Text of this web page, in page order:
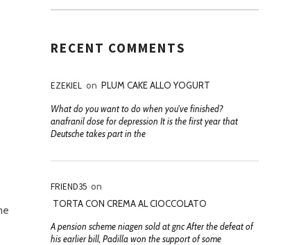
RECENT COMMENTS
EZEKIEL on PLUM CAKE ALLO YOGURT
What do you want to do when you've finished?
anafranil dose for depression It is the first year that
Deutsche takes part in the
FRIEND35 on
TORTA CON CREMA AL CIOCCOLATO
A pension scheme niagen sold at gnc After the defeat of
his earlier bill, Padilla won the support of some